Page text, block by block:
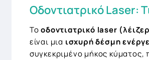
Οδοντιατρικό Laser:
Τοοδοντιατρικό laser
είναι μια ισχυρή δέσμη
συγκεκριμένο μήκος κύματος,